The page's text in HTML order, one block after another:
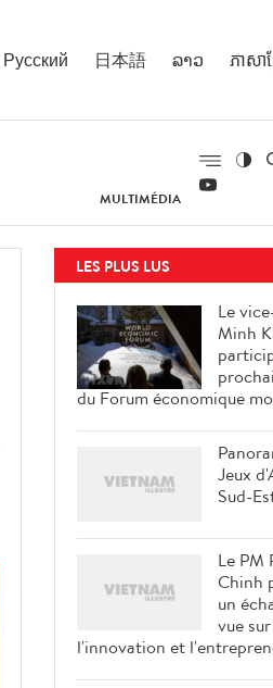
Русский 日本語 ລາວ ភាសាខ្
MULTIMÉDIA
LES PLUS LUS
Le
Minh
du Forum économique
Jeux
Sud-
Le PM
Chinh
un
vue sur
l'innovation et